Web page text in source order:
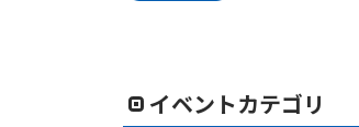
イベントカテゴリ